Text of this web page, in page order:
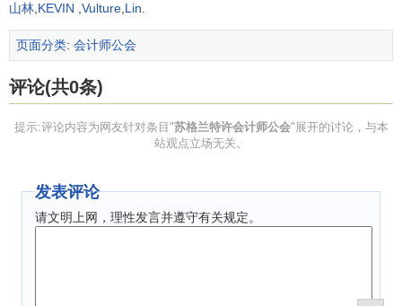
山林 KEVIN Vulture Lin
页面分类: 会计师公会
评论(共0条)
提示:评论内容为网友针对条目"苏格兰特许会计师公会"展开的讨论，与本
站观点立场无关。
发表评论
请文明上网，理性发言并遵守有关规定。